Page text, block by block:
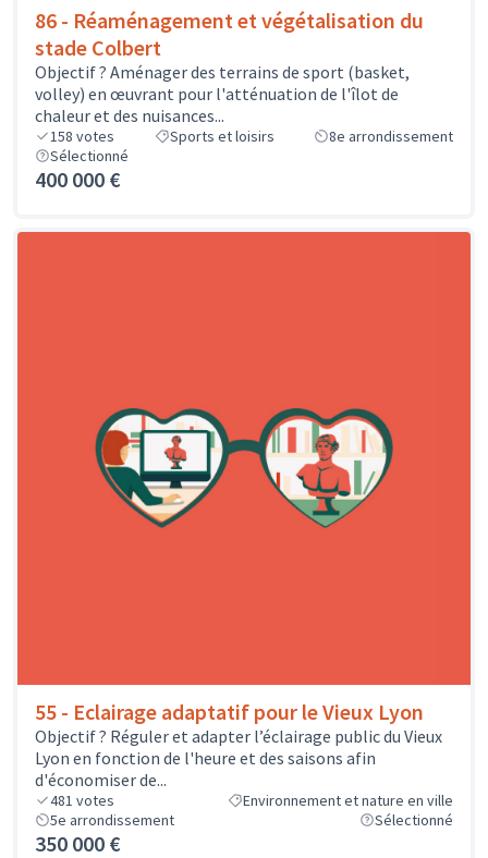
86 - Réaménagement et végétalisation du
stade Colbert
Objectif ? Aménager des terrains de sport (basket,
volley) en œuvrant pour l'atténuation de l'îlot de
chaleur et des nuisances...
158 votes Sports et loisirs
8e arrondissement
Sélectionné
400 000 €
55 - Eclairage adaptatif pour le Vieux Lyon
Objectif ? Réguler et adapter l’éclairage public du Vieux
Lyon en fonction de l'heure et des saisons afin
d'économiser de...
481 votes
Environnement et nature en ville
5e arrondissement
Sélectionné
350 000 €